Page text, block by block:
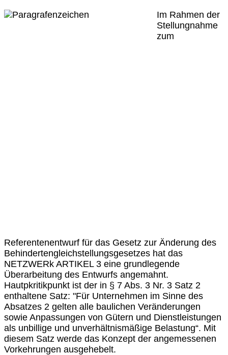
Im Rahmen der
Stellungnahme
zum
Referentenentwurf für das Gesetz zur Änderung des
Behindertengleichstellungsgesetzes hat das
NETZWERk ARTIKEL 3 eine grundlegende
Überarbeitung des Entwurfs angemahnt.
Hautpkritikpunkt ist der in § 7 Abs. 3 Nr. 3 Satz 2
enthaltene Satz: "Für Unternehmen im Sinne des
Absatzes 2 gelten alle baulichen Veränderungen
sowie Anpassungen von Gütern und Dienstleistungen
als unbillige und unverhältnismäßige Belastung“. Mit
diesem Satz werde das Konzept der angemessenen
Vorkehrungen ausgehebelt.